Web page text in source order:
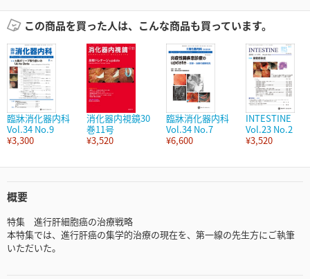
この商品を買った人は、こんな商品も買っています。
臨牀消化器内科
Vol.34 No.9
¥3,300
消化器内視鏡30
巻11号
¥3,520
臨牀消化器内科
Vol.34 No.7
¥6,600
INTESTINE
Vol.23 No.2
¥3,520
概要
特集 進行肝細胞癌の治療戦略
本特集では、進行肝癌の集学的治療の現在を、第一線の先生方にご執筆
いただいた。